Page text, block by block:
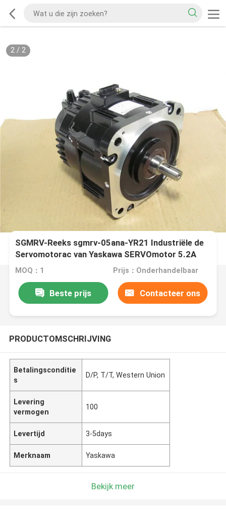
2/ 2
SGMRV-Reeks sgmrv-05ana-YR21 Industriële de
Servomotorac van Yaskawa SERVOmotor 5.2A
1500RMP
MOQ：1 Prijs：Onderhandelbaar
Beste prijs Contacteer ons
PRODUCTOMSCHRIJVING
Betalingsconditie
s
D/P, T/T, Western Union
Levering
vermogen
100
Levertijd 3-5days
Merknaam Yaskawa
Bekijk meer